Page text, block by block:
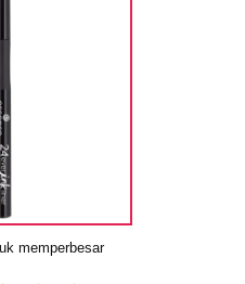
memperbesar